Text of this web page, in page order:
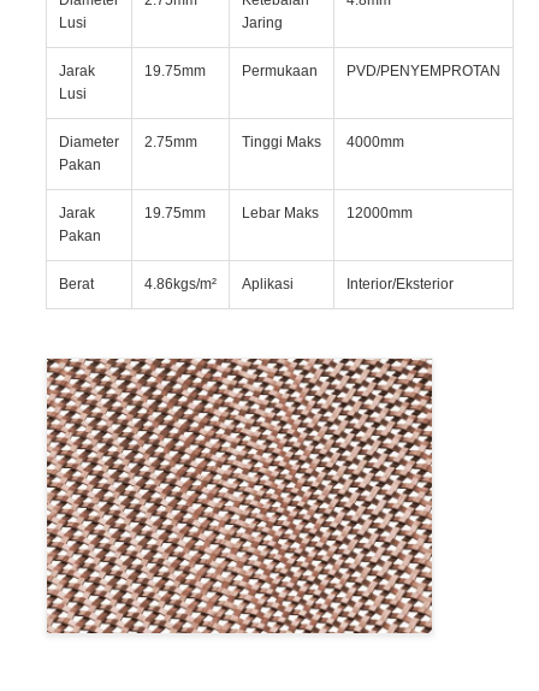
Lusi
Jaring
Jarak
Lusi
19.75mm Permukaan PVD/PENYEMPROTAN
Diameter
Pakan
2.75mm Tinggi Maks 4000mm
Jarak
Pakan
19.75mm Lebar Maks 12000mm
Berat 4.86kgs/m² Aplikasi Interior/Eksterior